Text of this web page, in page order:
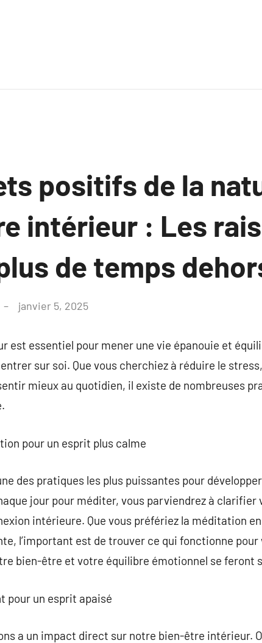
positifs de la
intérieur : Les
de temps
janvier 5, 2025
est essentiel pour mener une vie épanouie et
sur soi. Que vous cherchiez à réduire le
mieux au quotidien, il existe de nombreuses
pour un esprit plus calme
des pratiques les plus puissantes pour
jour pour méditer, vous parviendrez à
intérieure. Que vous préfériez la méditation
l’important est de trouver ce qui fonctionne
bien-être et votre équilibre émotionnel se feront
pour un esprit apaisé
a un impact direct sur notre bien-être intérieur.